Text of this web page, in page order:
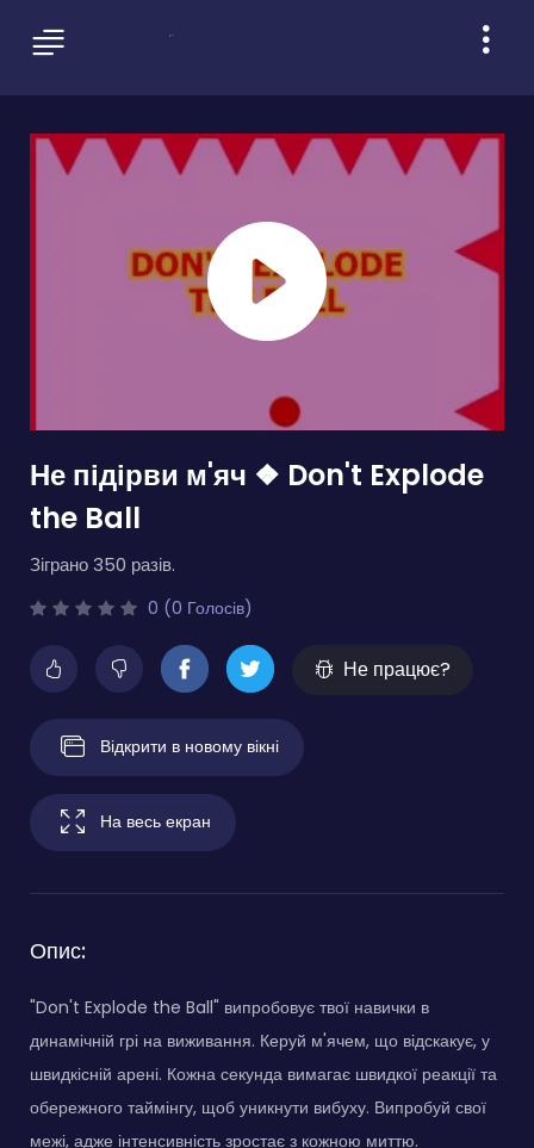
Не підірви м'яч ❖ Don't Explode
the Ball
Зіграно 350 разів.
0 (0 Голосів)
Не працює?
Відкрити в новому вікні
На весь екран
Опис:
"Don't Explode the Ball" випробовує твої навички в
динамічній грі на виживання. Керуй м'ячем, що відскакує, у
швидкісній арені. Кожна секунда вимагає швидкої реакції та
обережного таймінгу, щоб уникнути вибуху. Випробуй свої
межі, адже інтенсивність зростає з кожною миттю.